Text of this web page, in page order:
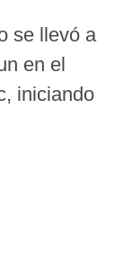
se llevó a
en el
iniciando